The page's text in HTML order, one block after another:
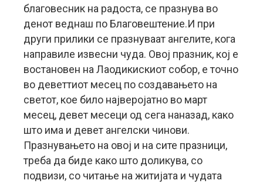
благовесник на радоста, се празнува во
денот веднаш по Благовештение.И при
други прилики се празнуваат ангелите, кога
направиле извесни чуда. Овој празник, кој е
востановен на Лаодикискиот собор, е точно
во деветтиот месец по создавањето на
светот, кое било најверојатно во март
месец, девет месеци од сега наназад, како
што има и девет ангелски чинови.
Празнувањето на овој и на сите празници,
треба да биде како што доликува, со
подвизи, со читање на житијата и чудата